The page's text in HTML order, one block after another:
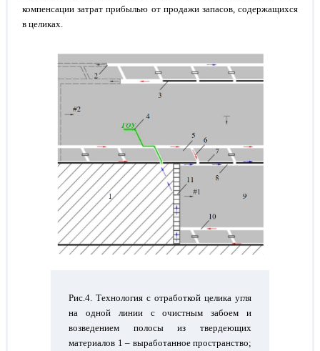
компенсации затрат прибылью от продажи запасов, содержащихся
в целиках.
Рис.4. Технология с отработкой целика угля
на одной линии с очистным забоем и
возведением полосы из твердеющих
материалов 1 – выработанное пространство;